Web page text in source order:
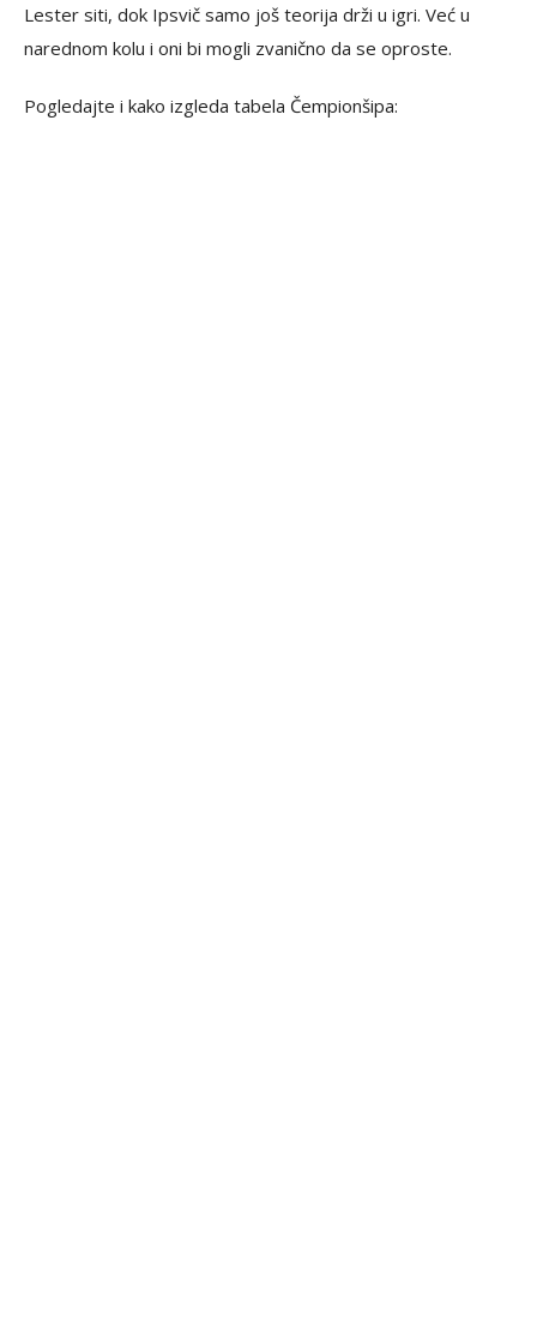
Lester siti, dok Ipsvič samo još teorija drži u igri. Već u
narednom kolu i oni bi mogli zvanično da se oproste.
Pogledajte i kako izgleda tabela Čempionšipa: